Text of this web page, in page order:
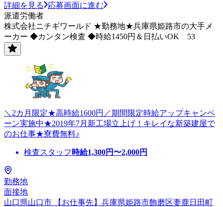
詳細を見る
応募画面に進む
派遣労働者
株式会社ニチギワールド ★勤務地★兵庫県姫路市の大手メ
ーカー ◆カンタン検査 ◆時給1450円＆日払いOK 53
＼2カ月限定★高時給1600円／期間限定時給アップキャンペ
ーン実施中★2019年7月新工場立上げ！キレイな新築建屋で
のお仕事★寮費無料♪
検査スタッフ 時給1,300円〜2,000円
勤務地
面接地
山口県山口市 【お仕事先】兵庫県姫路市飾磨区妻鹿日田町